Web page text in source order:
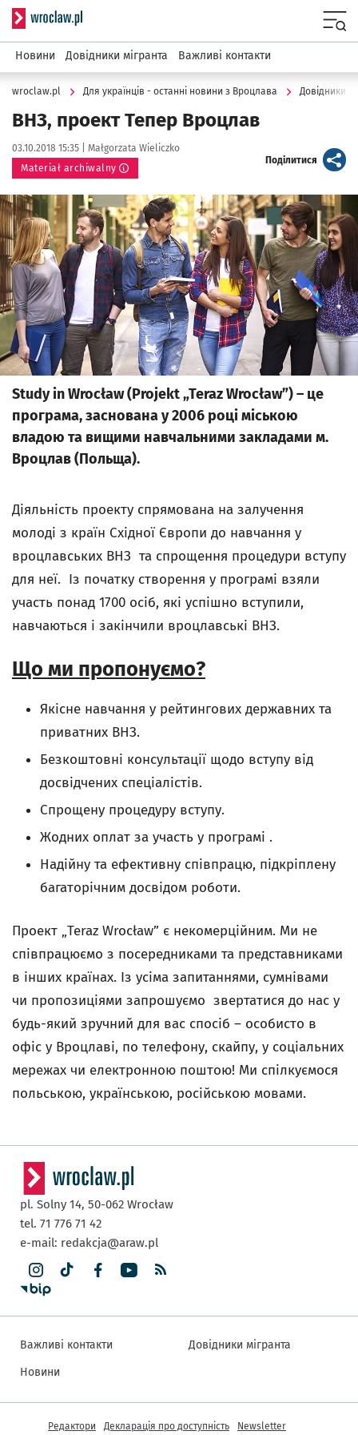
Serwis informacyjny wroclaw.pl
Новини Довідники мігранта Важливі контакти
wroclaw.pl Для українців - останні новини з Вроцлава Довідники
ВНЗ, проект Тепер Вроцлав
Data publikacji:
03.10.2018 15:35 | Autor:
Małgorzata Wieliczko
Materiał archiwalny
Поділитися artykuł
Kliknij, aby powiększyć
Study in Wrocław (Projekt „Teraz Wrocław”) – це
програма, заснована у 2006 році міською
владою та вищими навчальними закладами м.
Вроцлав (Польща).
Діяльність проекту спрямована на залучення
молоді з країн Східної Європи до навчання у
вроцлавських ВНЗ та спрощення процедури вступу
для неї. Із початку створення у програмі взяли
участь понад 1700 осіб, які успішно вступили,
навчаються і закінчили вроцлавські ВНЗ.
Що ми пропонуємо?
Якісне навчання у рейтингових державних та
приватних ВНЗ.
Безкоштовні консультації щодо вступу від
досвідчених спеціалістів.
Спрощену процедуру вступу.
Жодних оплат за участь у програмі .
Надійну та ефективну співпрацю, підкріплену
багаторічним досвідом роботи.
Проект „Teraz Wrocław” є некомерційним. Ми не
співпрацюємо з посередниками та представниками
в інших країнах. Із усіма запитаннями, сумнівами
чи пропозиціями запрошуємо звертатися до нас у
будь-який зручний для вас спосіб – особисто в
офіс у Вроцлаві, по телефону, скайпу, у соціальних
мережах чи електронною поштою! Ми спілкуємося
польською, українською, російською мовами.
pl. Solny 14, 50-062 Wrocław
tel. 71 776 71 42
e-mail: redakcja@araw.pl
Важливі контакти
Новини
Довідники мігранта
Інша інформація
Редактори Декларація про доступність Newsletter